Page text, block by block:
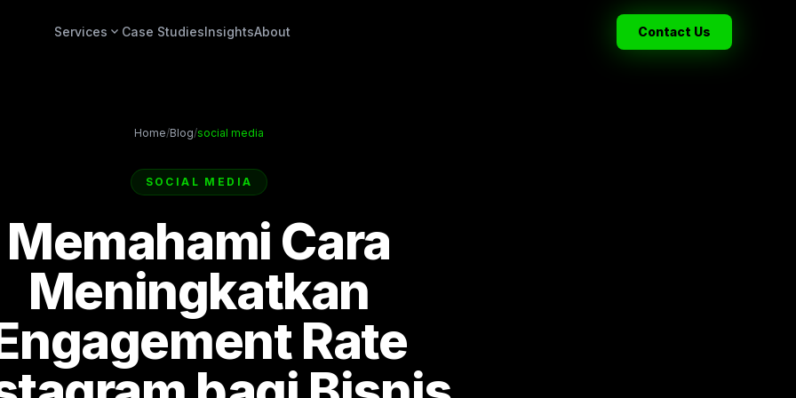
Services expand_more Case StudiesInsightsAbout Contact Us
Home/Blog/social media
SOCIAL MEDIA
Memahami Cara
Meningkatkan
Rate